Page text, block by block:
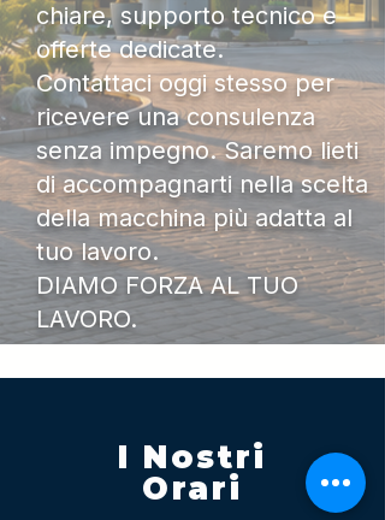
chiare, supporto tecnico e
offerte dedicate.
Contattaci oggi stesso per
ricevere una consulenza
senza impegno. Saremo lieti
di accompagnarti nella scelta
della macchina più adatta al
tuo lavoro.
DIAMO FORZA AL TUO
LAVORO.
I Nostri
Orari